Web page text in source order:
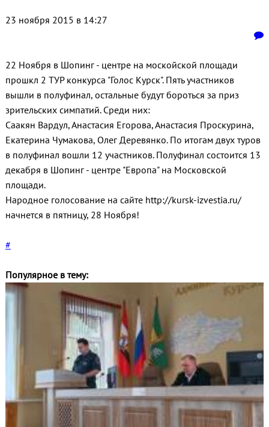
23 ноября 2015 в 14:27
22 Ноября в Шопинг - центре на москойской площади
прошкл 2 ТУР конкурса "Голос Курск". Пять участников
вышли в полуфинал, остальные будут бороться за приз
зрительских симпатий. Среди них:
Саакян Вардул, Анастасия Егорова, Анастасия Проскурина,
Екатерина Чумакова, Олег Деревянко. По итогам двух туров
в полуфинал вошли 12 участников. Полуфинал состоится 13
декабря в Шопинг - центре "Европа" на Московской
площади.
Народное голосование на сайте http://kursk-izvestia.ru/
начнется в пятницу, 28 Ноября!
#
Популярное в тему: